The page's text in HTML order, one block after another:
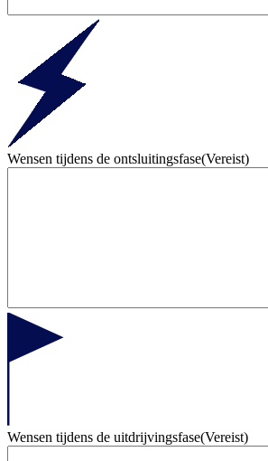
Wensen tijdens de ontsluitingsfase(Vereist)
Wensen tijdens de uitdrijvingsfase(Vereist)